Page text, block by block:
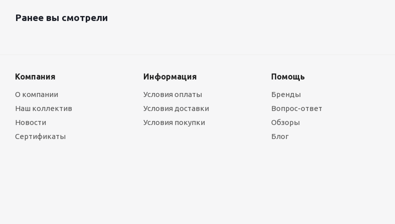
Ранее вы смотрели
Компания
О компании
Наш коллектив
Новости
Сертификаты
Информация
Условия оплаты
Условия доставки
Условия покупки
Помощь
Бренды
Вопрос-ответ
Обзоры
Блог